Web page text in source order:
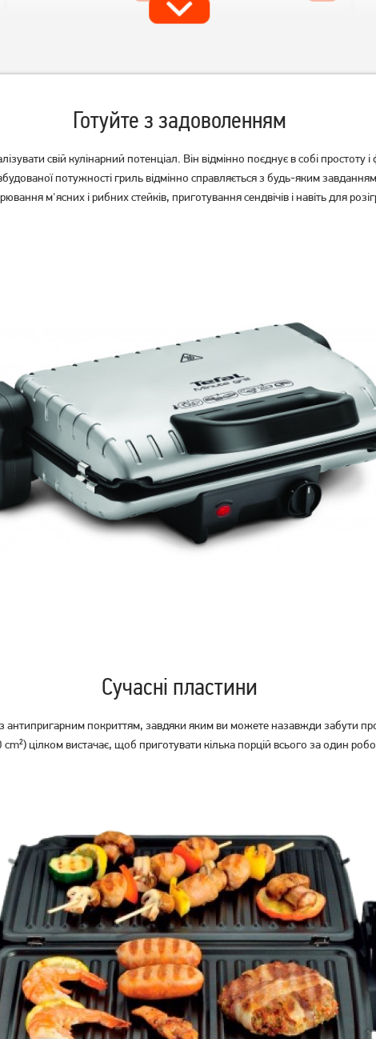
Гриль Esperanza EKG007
грн
Електрошашличниця
Ardesto VEG-HY1000
1 669грн
1 329грн
Готуйте з задоволенням
свій кулінарний потенціал. Він відмінно поєднує в собі
потужності гриль відмінно справляється з будь-яким
м'ясних і рибних стейків, приготування сендвічів і навіть для
Сучасні пластини
покриттям, завдяки яким ви можете назавжди забути
cm²) цілком вистачає, щоб приготувати кілька порцій всього за один